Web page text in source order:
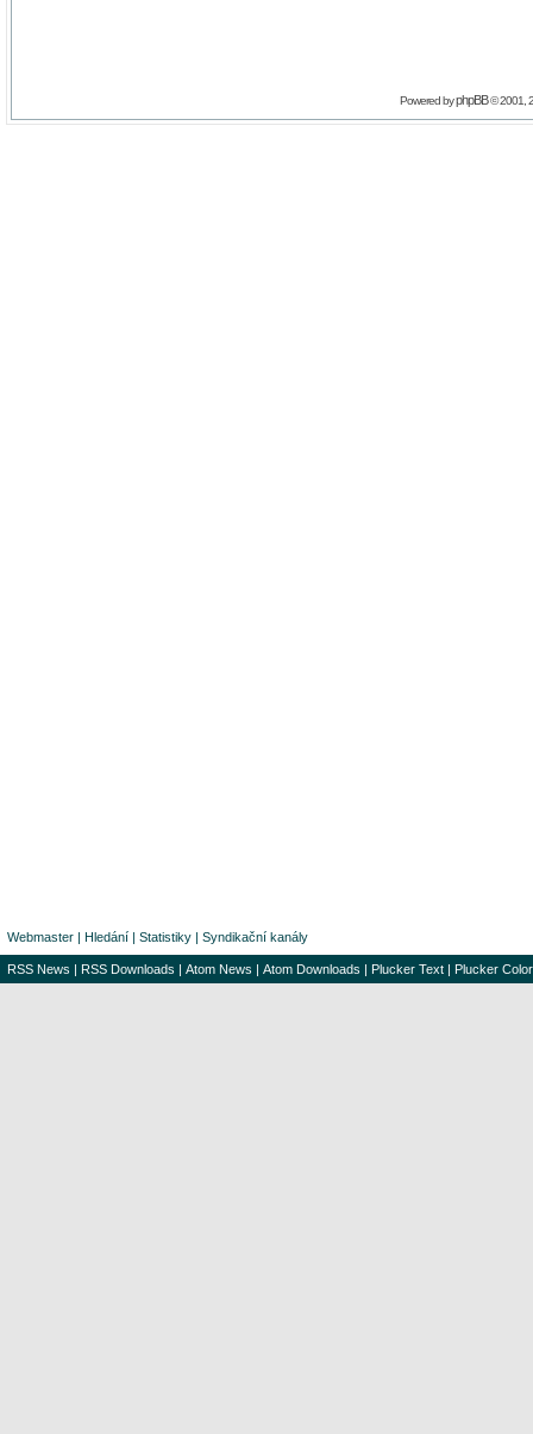
Powered byphpBB© 2001,
Webmaster | Hledání | Statistiky | Syndikační kanály
RSS News | RSS Downloads | Atom News | Atom Downloads | Plucker Text | Plucker Color